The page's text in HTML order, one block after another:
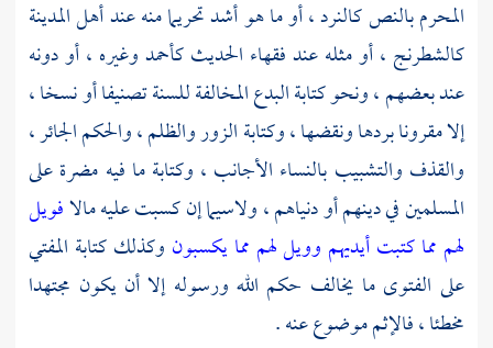
المحرم بالنص كالنرد ، أو ما هو أشد تحريما منه عندأهل المدينة
كالشطرنج ، أو مثله عند فقهاء الحديثكأحمدوغيره ، أو دونه
عند بعضهم ، ونحو كتابة البدع المخالفة للسنة تصنيفا أو نسخا ،
إلا مقرونا بردها ونقضها ، وكتابة الزور والظلم ، والحكم الجائر ،
والقذف والتشبيب بالنساء الأجانب ، وكتابة ما فيه مضرة على
المسلمين في دينهم أو دنياهم ، ولاسيما إن كسبت عليه مالافويل
لهم مما كتبت أيديهم وويل لهم مما يكسبون وكذلك كتابة المفتي
على الفتوى ما يخالف حكم الله ورسوله إلا أن يكون مجتهدا
مخطئا ، فالإثم موضوع عنه .